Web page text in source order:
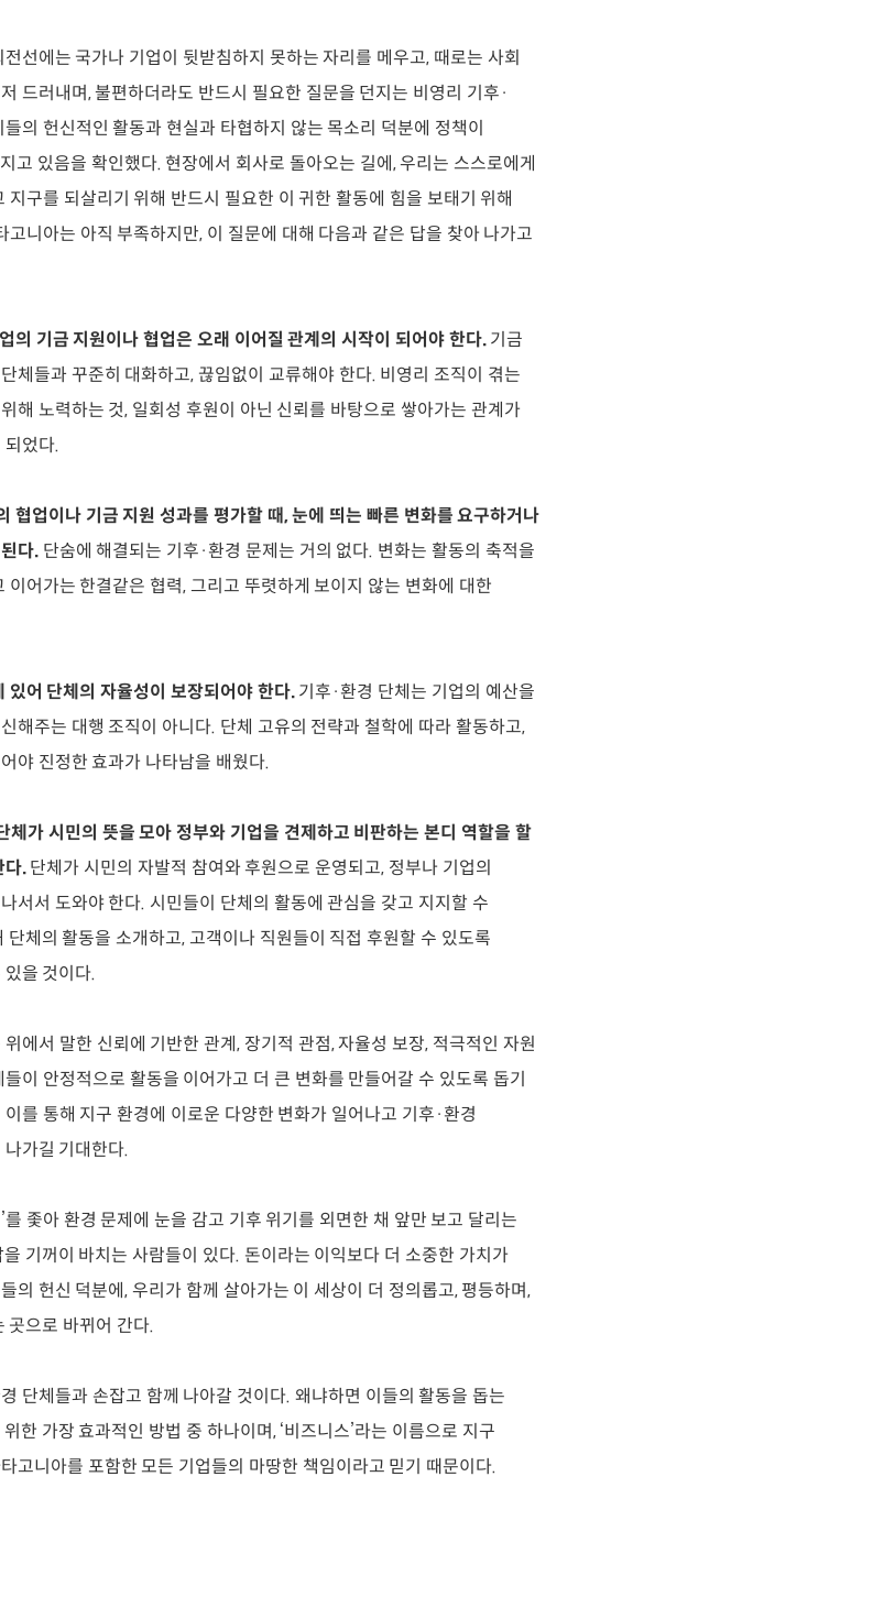
선에는 국가나 기업이 뒷받침하지 못하는 자리를 메우고, 때로는 사회
드러내며, 불편하더라도 반드시 필요한 질문을 던지는 비영리 기후·
의 헌신적인 활동과 현실과 타협하지 않는 목소리 덕분에 정책이
고 있음을 확인했다. 현장에서 회사로 돌아오는 길에, 우리는 스스로에게
지구를 되살리기 위해 반드시 필요한 이 귀한 활동에 힘을 보태기 위해
고니아는 아직 부족하지만, 이 질문에 대해 다음과 같은 답을 찾아 나가고
의 기금 지원이나 협업은 오래 이어질 관계의 시작이 되어야 한다. 기금
체들과 꾸준히 대화하고, 끊임없이 교류해야 한다. 비영리 조직이 겪는
해 노력하는 것, 일회성 후원이 아닌 신뢰를 바탕으로 쌓아가는 관계가
되었다.
협업이나 기금 지원 성과를 평가할 때, 눈에 띄는 빠른 변화를 요구하거나
다. 단숨에 해결되는 기후·환경 문제는 거의 없다. 변화는 활동의 축적을
이어가는 한결같은 협력, 그리고 뚜렷하게 보이지 않는 변화에 대한
있어 단체의 자율성이 보장되어야 한다. 기후·환경 단체는 기업의 예산을
해주는 대행 조직이 아니다. 단체 고유의 전략과 철학에 따라 활동하고,
야 진정한 효과가 나타남을 배웠다.
체가 시민의 뜻을 모아 정부와 기업을 견제하고 비판하는 본디 역할을 할
다.단체가 시민의 자발적 참여와 후원으로 운영되고, 정부나 기업의
서서 도와야 한다. 시민들이 단체의 활동에 관심을 갖고 지지할 수
단체의 활동을 소개하고, 고객이나 직원들이 직접 후원할 수 있도록
을 것이다.
위에서 말한 신뢰에 기반한 관계, 장기적 관점, 자율성 보장, 적극적인 자원
이 안정적으로 활동을 이어가고 더 큰 변화를 만들어갈 수 있도록 돕기
를 통해 지구 환경에 이로운 다양한 변화가 일어나고 기후·환경
가길 기대한다.
를 좇아 환경 문제에 눈을 감고 기후 위기를 외면한 채 앞만 보고 달리는
기꺼이 바치는 사람들이 있다. 돈이라는 이익보다 더 소중한 가치가
의 헌신 덕분에, 우리가 함께 살아가는 이 세상이 더 정의롭고, 평등하며,
곳으로 바뀌어 간다.
단체들과 손잡고 함께 나아갈 것이다. 왜냐하면 이들의 활동을 돕는
한 가장 효과적인 방법 중 하나이며, ‘비즈니스’라는 이름으로 지구
고니아를 포함한 모든 기업들의 마땅한 책임이라고 믿기 때문이다.